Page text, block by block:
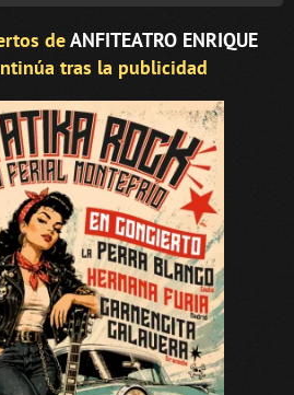
deANFITEATRO ENRIQUE
tras la publicidad